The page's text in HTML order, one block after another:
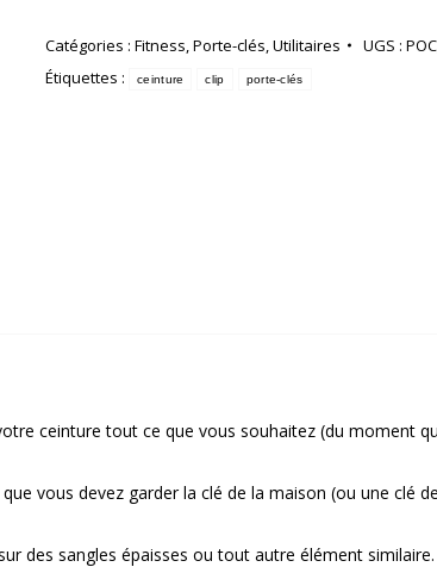
clip
ceinture
Catégories : Fitness,Porte-clés,Utilitaires UGS :
Étiquettes :
ceinture clip porte-clés
ceinture tout ce que vous souhaitez (du moment
vous devez garder la clé de la maison (ou une clé
des sangles épaisses ou tout autre élément similaire.